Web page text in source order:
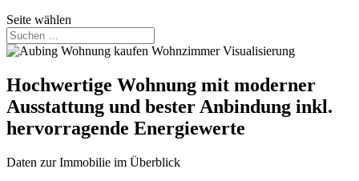
Seite wählen
Hochwertige Wohnung mit moderner
Ausstattung und bester Anbindung inkl.
hervorragende Energiewerte
Daten zur Immobilie im Überblick